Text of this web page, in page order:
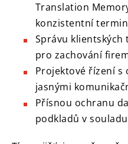
Translation
konzistentní
Správu
pro zachování
Projektové řízení s
jasnými
Přísnou ochranu
podkladů v souladu